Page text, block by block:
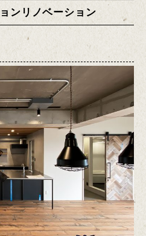
ンリノベーション